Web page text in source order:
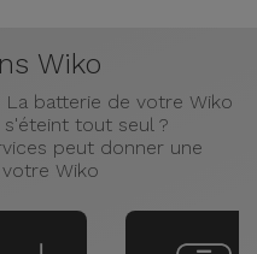
Wiko
La batterie de votre Wiko
tout seul ?
peut donner une
Wiko